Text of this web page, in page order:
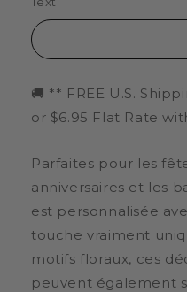
🚚 ** FREE U.S.
or $6.95 Flat Rate
Parfaites pour les
anniversaires et les
est personnalisée
touche vraiment
motifs floraux, ces
peuvent également